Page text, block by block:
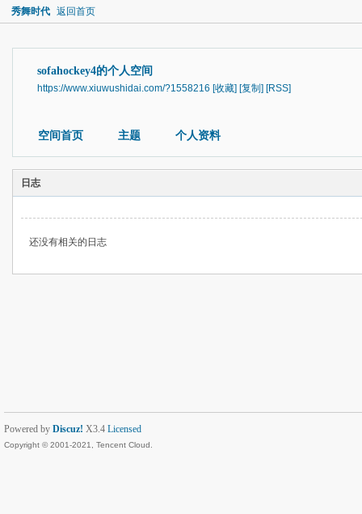
秀舞时代 返回首页
sofahockey4的个人空间
https://www.xiuwushidai.com/?1558216 [收藏] [复制] [RSS]
空间首页 主题 个人资料
日志
还没有相关的日志
Powered by Discuz! X3.4 Licensed
Copyright © 2001-2021, Tencent Cloud.